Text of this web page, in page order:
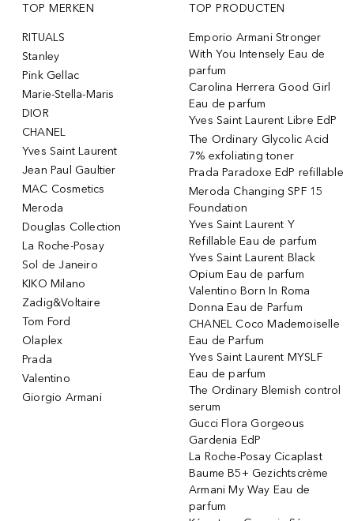
TOP MERKEN
RITUALS
Stanley
Pink Gellac
Marie-Stella-Maris
DIOR
CHANEL
Yves Saint Laurent
Jean Paul Gaultier
MAC Cosmetics
Meroda
Douglas Collection
La Roche-Posay
Sol de Janeiro
KIKO Milano
Zadig&Voltaire
Tom Ford
Olaplex
Prada
Valentino
Giorgio Armani
TOP PRODUCTEN
Emporio Armani Stronger
With You Intensely Eau de
parfum
Carolina Herrera Good Girl
Eau de parfum
Yves Saint Laurent Libre EdP
The Ordinary Glycolic Acid
7% exfoliating toner
Prada Paradoxe EdP refillable
Meroda Changing SPF 15
Foundation
Yves Saint Laurent Y
Refillable Eau de parfum
Yves Saint Laurent Black
Opium Eau de parfum
Valentino Born In Roma
Donna Eau de Parfum
CHANEL Coco Mademoiselle
Eau de Parfum
Yves Saint Laurent MYSLF
Eau de parfum
The Ordinary Blemish control
serum
Gucci Flora Gorgeous
Gardenia EdP
La Roche-Posay Cicaplast
Baume B5+ Gezichtscrème
Armani My Way Eau de
parfum